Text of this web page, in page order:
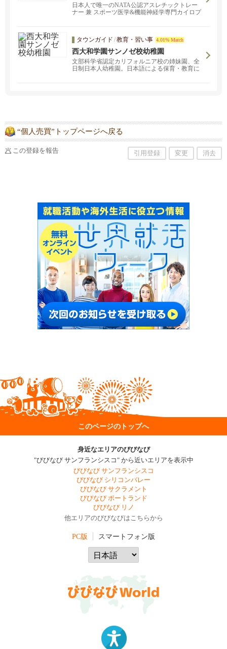
日本人で唯一のNATA公認アスレチックトレー
ナー 兼 スポーツ医学&機能神経学専門カイロプ
ら、どこに行っても治らなかった原因不明の身
体の不調に悩まされている方から、アスレチッ
クパフォーマンスの向上を目指している方は是
非ご連絡ください。
タウンガイド /教育・習い事 4.01% Match
西大和学園サンノゼ校幼稚園
文部科学省認定カリフォルニア校の姉妹園、全
日制日本人幼稚園。日本語による保育・教育に
“個人売買”トップページへ戻る
この登録を報告 引用登録 変更 消去
このページのトップへ
身近なエリアのびびなび
"びびなび サンフランシスコ" から近いエリアを表示中
びびなび サンフランシスコ
びびなび シリコンバレー
びびなび サクラメント
びびなび ポートランド
びびなび リノ
他エリアのびびなびはこちらから
PC版 スマートフォン版